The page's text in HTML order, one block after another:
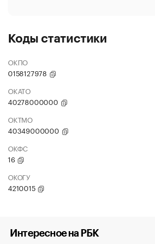
Коды статистики
ОКПО
0158127978
ОКАТО
40278000000
ОКТМО
40349000000
ОКФС
16
ОКОГУ
4210015
Интересное на РБК